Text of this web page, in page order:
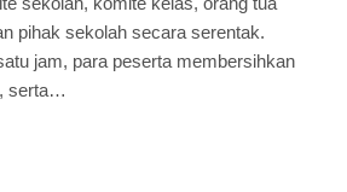
pihak sekolah secara serentak.
jam, para peserta membersihkan
serta…